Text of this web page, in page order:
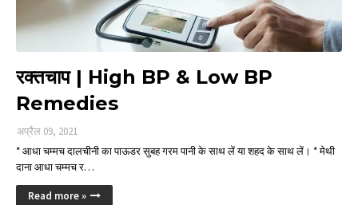
रक्तचाप | High BP & Low BP
Remedies
अप्रैल 09, 2021
* आधा चम्मच दालचीनी का पाऊडर सुबह गरम पानी के साथ लें या शहद के साथ लें। * मेथी
दाना आधा चम्मच र…
Read more »